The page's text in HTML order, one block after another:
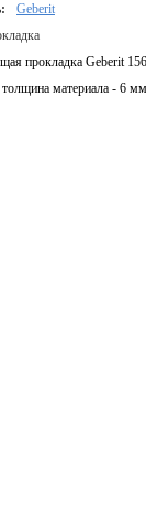
Geberit
прокладка Geberit
толщина материала - 6 мм